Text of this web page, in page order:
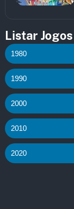
Listar
1980
1990
2000
2010
2020